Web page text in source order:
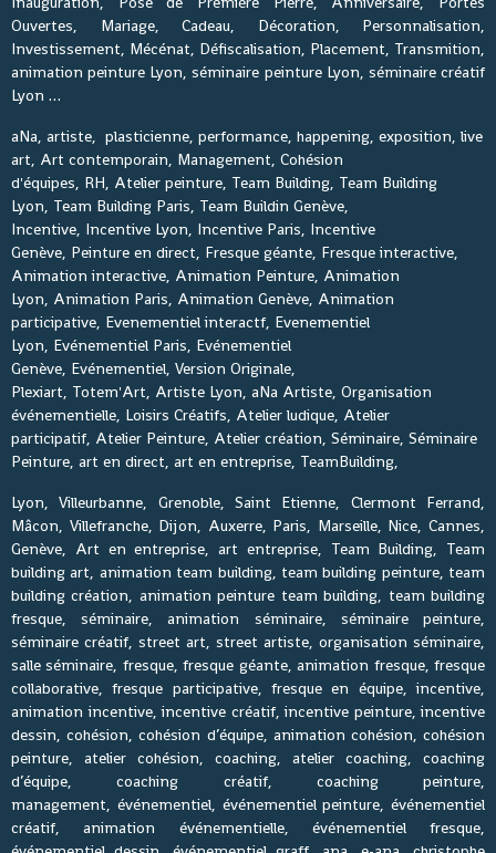
Ouvertes, Mariage, Cadeau, Décoration, Personnalisation,
Investissement, Mécénat, Défiscalisation, Placement, Transmition,
animation peinture Lyon, séminaire peinture Lyon, séminaire créatif
Lyon …
aNa, artiste, plasticienne, performance, happening, exposition, live
art, Art contemporain, Management, Cohésion
d'équipes, RH, Atelier peinture, Team Building, Team Building
Lyon, Team Building Paris, Team Buildin Genève,
Incentive, Incentive Lyon, Incentive Paris, Incentive
Genève, Peinture en direct, Fresque géante, Fresque interactive,
Animation interactive, Animation Peinture, Animation
Lyon, Animation Paris, Animation Genève, Animation
participative, Evenementiel interactf, Evenementiel
Lyon, Evénementiel Paris, Evénementiel
Genève, Evénementiel, Version Originale,
Plexiart, Totem'Art, Artiste Lyon, aNa Artiste, Organisation
événementielle, Loisirs Créatifs, Atelier ludique, Atelier
participatif, Atelier Peinture, Atelier création, Séminaire, Séminaire
Peinture, art en direct, art en entreprise, TeamBuilding,
Lyon, Villeurbanne, Grenoble, Saint Etienne, Clermont Ferrand,
Mâcon, Villefranche, Dijon, Auxerre, Paris, Marseille, Nice, Cannes,
Genève, Art en entreprise, art entreprise, Team Building, Team
building art, animation team building, team building peinture, team
building création, animation peinture team building, team building
fresque, séminaire, animation séminaire, séminaire peinture,
séminaire créatif, street art, street artiste, organisation séminaire,
salle séminaire, fresque, fresque géante, animation fresque, fresque
collaborative, fresque participative, fresque en équipe, incentive,
animation incentive, incentive créatif, incentive peinture, incentive
dessin, cohésion, cohésion d’équipe, animation cohésion, cohésion
peinture, atelier cohésion, coaching, atelier coaching, coaching
d’équipe, coaching créatif, coaching peinture,
management, événementiel, événementiel peinture, événementiel
créatif, animation événementielle, événementiel fresque,